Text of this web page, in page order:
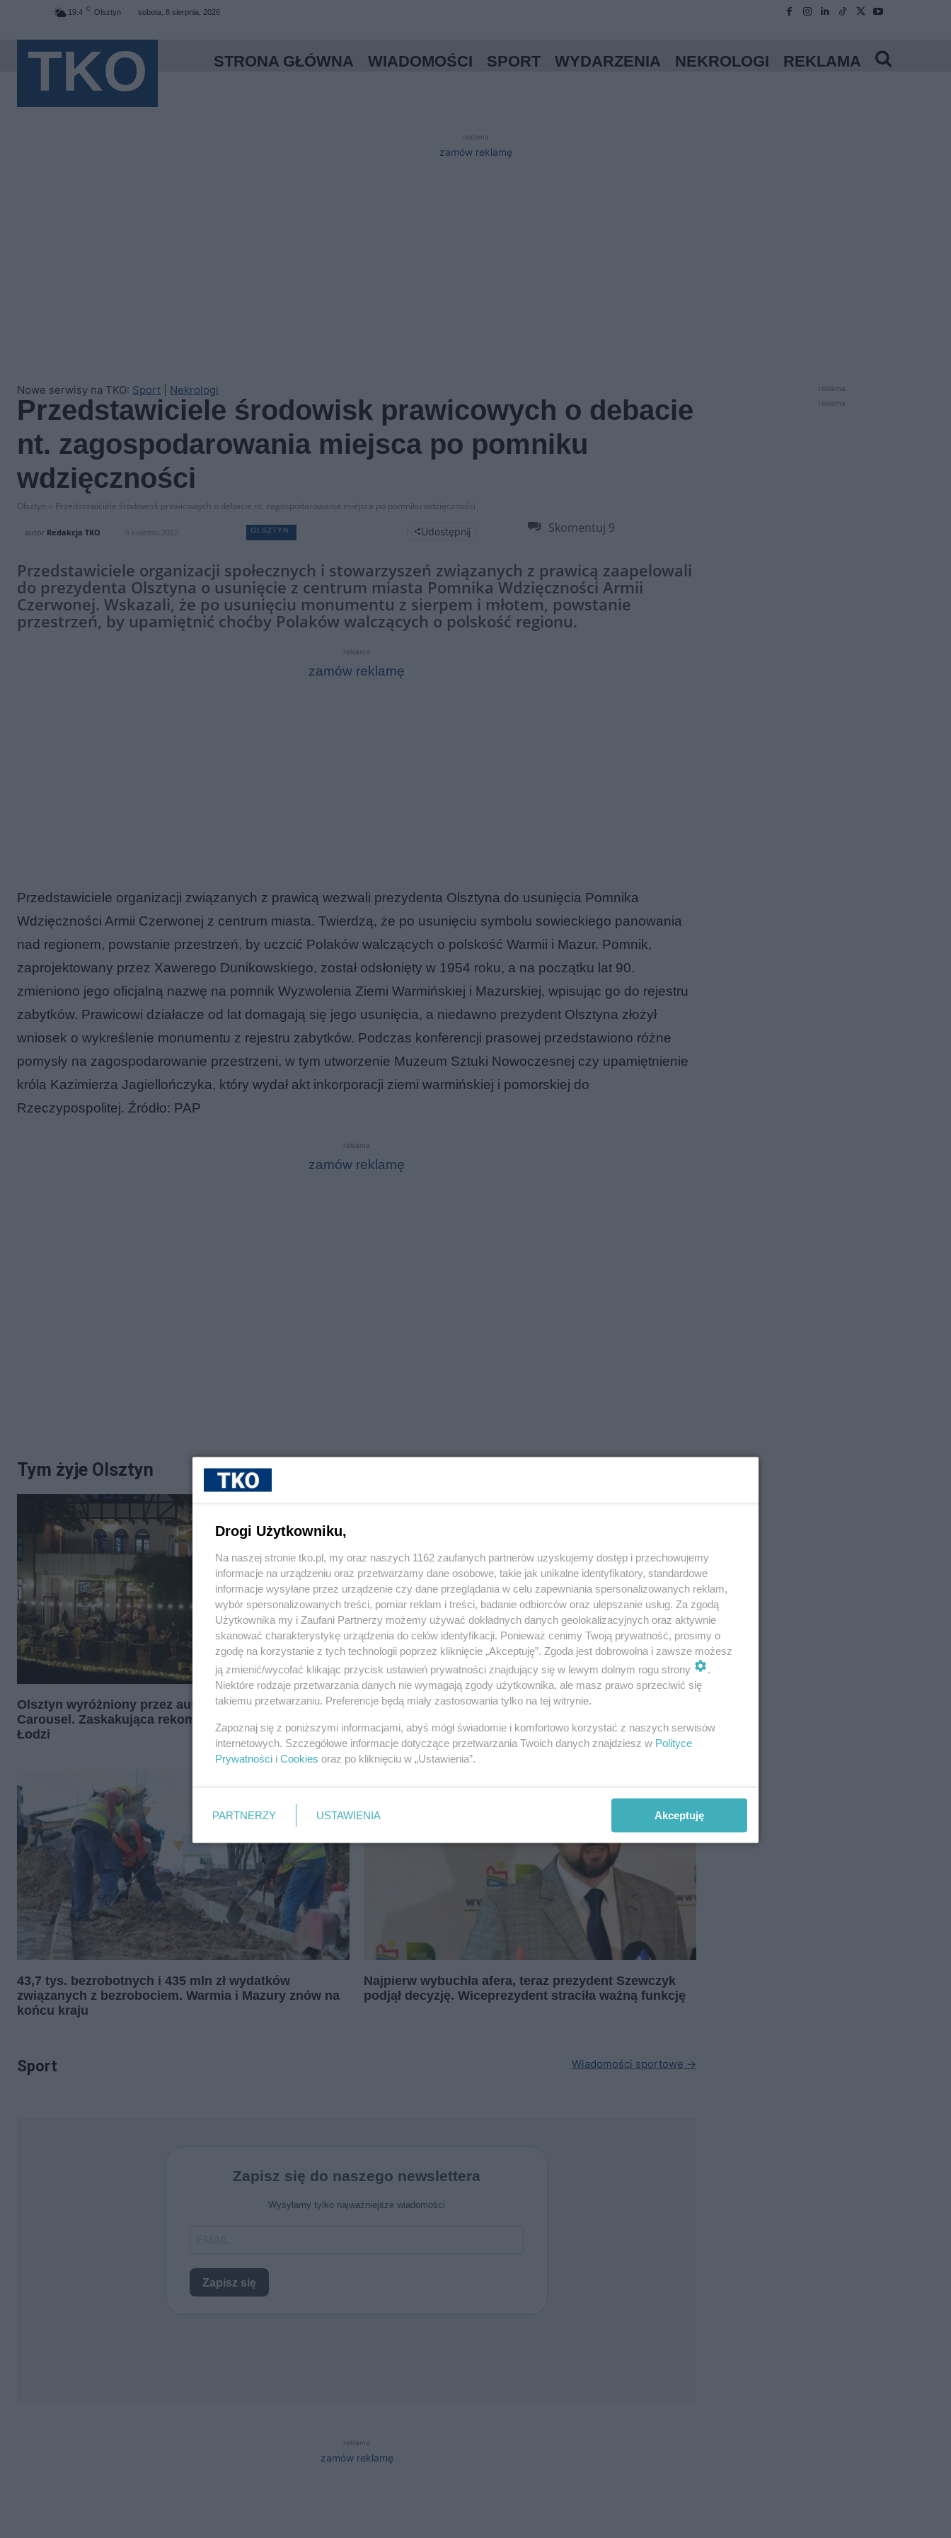
19.4 C Olsztyn sobota, 8 sierpnia, 2026
TKO STRONA GŁÓWNA WIADOMOŚCI SPORT WYDARZENIA NEKROLOGI REKLAMA
reklama
zamów reklamę
Nowe serwisy na TKO: Sport Nekrologi
Przedstawiciele środowisk prawicowych o debacie
nt. zagospodarowania miejsca po pomniku
wdzięczności
Olsztyn Przedstawiciele środowisk prawicowych o debacie nt. zagospodarowania miejsca po pomniku wdzięczności
autor Redakcja TKO 6 kwietnia 2022 OLSZTYN Udostępnij Skomentuj 9
Przedstawiciele organizacji społecznych i stowarzyszeń związanych z prawicą zaapelowali
do prezydenta Olsztyna o usunięcie z centrum miasta Pomnika Wdzięczności Armii
Czerwonej. Wskazali, że po usunięciu monumentu z sierpem i młotem, powstanie
przestrzeń, by upamiętnić choćby Polaków walczących o polskość regionu.
reklama
zamów reklamę
Przedstawiciele organizacji związanych z prawicą wezwali prezydenta Olsztyna do usunięcia Pomnika
Wdzięczności Armii Czerwonej z centrum miasta. Twierdzą, że po usunięciu symbolu sowieckiego panowania
nad regionem, powstanie przestrzeń, by uczcić Polaków walczących o polskość Warmii i Mazur. Pomnik,
zaprojektowany przez Xawerego Dunikowskiego, został odsłonięty w 1954 roku, a na początku lat 90.
zmieniono jego oficjalną nazwę na pomnik Wyzwolenia Ziemi Warmińskiej i Mazurskiej, wpisując go do rejestru
zabytków. Prawicowi działacze od lat domagają się jego usunięcia, a niedawno prezydent Olsztyna złożył
wniosek o wykreślenie monumentu z rejestru zabytków. Podczas konferencji prasowej przedstawiono różne
pomysły na zagospodarowanie przestrzeni, w tym utworzenie Muzeum Sztuki Nowoczesnej czy upamiętnienie
króla Kazimierza Jagiellończyka, który wydał akt inkorporacji ziemi warmińskiej i pomorskiej do
Rzeczypospolitej. Źródło: PAP
reklama
zamów reklamę
Tym żyje Olsztyn
Olsztyn wyróżniony przez australijski portal The
Carousel. Zaskakująca rekomendacja obok Warszawy i
Łodzi
Naukowcy ocenili potencjał turystyczny Warmii. To
43,7 tys. bezrobotnych i 435 mln zł wydatków
związanych z bezrobociem. Warmia i Mazury znów na
końcu kraju
Najpierw wybuchła afera, teraz prezydent Szewczyk
podjął decyzję. Wiceprezydent straciła ważną funkcję
Sport Wiadomości sportowe →
reklama
zamów reklamę
reklama
reklama
Drogi Użytkowniku,
Na naszej stronie tko.pl, my oraz naszych 1162 zaufanych partnerów uzyskujemy dostęp i przechowujemy
informacje na urządzeniu oraz przetwarzamy dane osobowe, takie jak unikalne identyfikatory, standardowe
informacje wysyłane przez urządzenie czy dane przeglądania w celu zapewniania spersonalizowanych reklam,
wybór spersonalizowanych treści, pomiar reklam i treści, badanie odbiorców oraz ulepszanie usług. Za zgodą
Użytkownika my i Zaufani Partnerzy możemy używać dokładnych danych geolokalizacyjnych oraz aktywnie
skanować charakterystykę urządzenia do celów identyfikacji. Ponieważ cenimy Twoją prywatność, prosimy o
zgodę na korzystanie z tych technologii poprzez kliknięcie „Akceptuję”. Zgoda jest dobrowolna i zawsze możesz
ją zmienić/wycofać klikając przycisk ustawień prywatności znajdujący się w lewym dolnym rogu strony
.
Niektóre rodzaje przetwarzania danych nie wymagają zgody użytkownika, ale masz prawo sprzeciwić się
takiemu przetwarzaniu. Preferencje będą miały zastosowania tylko na tej witrynie.
Zapoznaj się z poniższymi informacjami, abyś mógł świadomie i komfortowo korzystać z naszych serwisów
internetowych. Szczegółowe informacje dotyczące przetwarzania Twoich danych znajdziesz w Polityce
Prywatności i Cookies oraz po kliknięciu w „Ustawienia”.
PARTNERZY USTAWIENIA Akceptuję